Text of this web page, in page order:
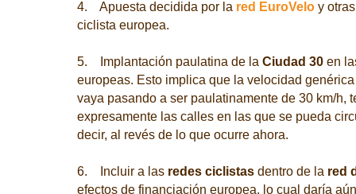
4. Apuesta decidida por la red EuroVelo y
ciclista europea.
5. Implantación paulatina de la Ciudad 30 en
europeas. Esto implica que la velocidad
vaya pasando a ser paulatinamente de 30 km/h,
expresamente las calles en las que se pueda
decir, al revés de lo que ocurre ahora.
6. Incluir a las redes ciclistas dentro de la red
efectos de financiación europea, lo cual daría